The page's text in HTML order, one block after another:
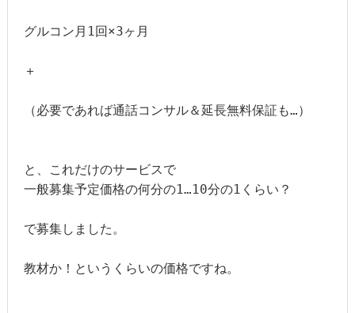
グルコン月1回×3ヶ月
＋
（必要であれば通話コンサル＆延長無料保証も…）
と、これだけのサービスで
一般募集予定価格の何分の1…10分の1くらい？
で募集しました。
教材か！というくらいの価格ですね。